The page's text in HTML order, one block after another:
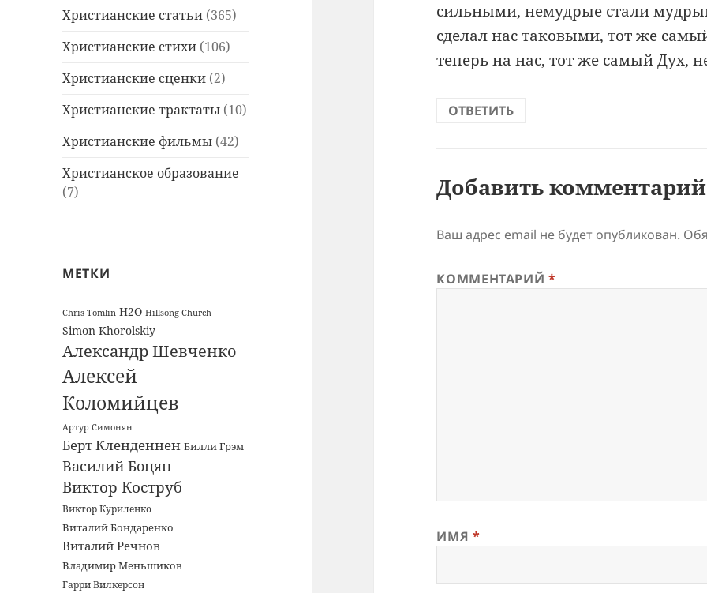
Христианские статьи (365)
Христианские стихи (106)
Христианские сценки (2)
Христианские трактаты (10)
Христианские фильмы (42)
Христианское образование
(7)
МЕТКИ
Chris Tomlin H2O Hillsong Church
Simon Khorolskiy
Александр Шевченко
Алексей
Коломийцев
Артур Симонян
Берт Кленденнен Билли Грэм
Василий Боцян
Виктор Коструб
Виктор Куриленко
Виталий Бондаренко
Виталий Речнов
Владимир Меньшиков
Гарри Вилкерсон
сильными, немудрые стали
сделал нас таковыми, тот же
теперь на нас, тот же самый Дух,
ОТВЕТИТЬ
Добавить комментарий
Ваш адрес email не будет опубликован.
КОММЕНТАРИЙ*
ИМЯ *